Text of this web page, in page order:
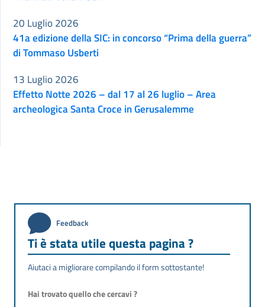
41a edizione della SIC: in concorso “Prima della guerra”
di Tommaso Usberti
20 Luglio 2026
Effetto Notte 2026 – dal 17 al 26 luglio – Area
archeologica Santa Croce in Gerusalemme
13 Luglio 2026
Feedback
Ti è stata utile questa pagina ?
Aiutaci a migliorare compilando il form sottostante!
Hai trovato quello che cercavi ?